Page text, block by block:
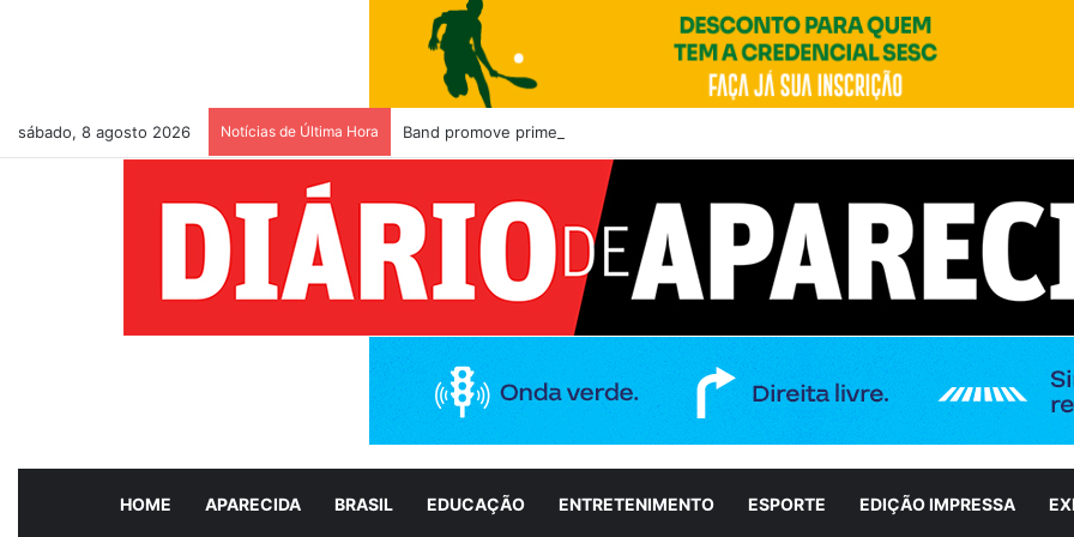
sábado, 8 agosto 2026 Notícias de Última Hora Band promove primeiro debate entre candidatos ao Governo de Goiás
HOME APARECIDA BRASIL EDUCAÇÃO ENTRETENIMENTO ESPORTE EDIÇÃO IMPRESSA